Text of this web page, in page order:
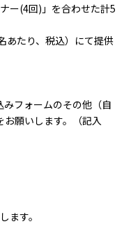
ー(4回)」を合わせた計5
あたり、税込）にて提供
フォームのその他（自
願いします。（記入
ます。